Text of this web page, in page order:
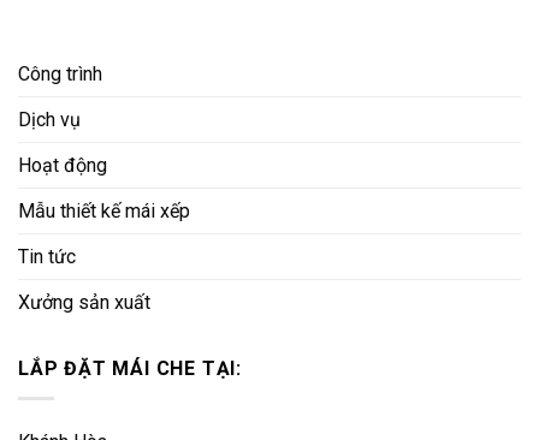
Công trình
Dịch vụ
Hoạt động
Mẫu thiết kế mái xếp
Tin tức
Xưởng sản xuất
LẮP ĐẶT MÁI CHE TẠI: